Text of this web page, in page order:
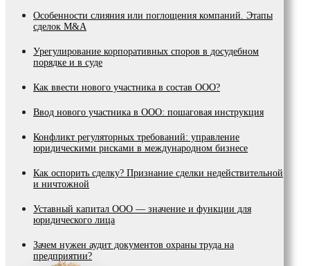
Особенности слияния или поглощения компаний. Этапы
сделок M&A
Урегулирование корпоративных споров в досудебном
порядке и в суде
Как ввести нового участника в состав ООО?
Ввод нового участника в ООО: пошаговая инструкция
Конфликт регуляторных требований: управление
юридическими рисками в международном бизнесе
Как оспорить сделку? Признание сделки недействительной
и ничтожной
Уставный капитал ООО — значение и функции для
юридического лица
Зачем нужен аудит документов охраны труда на
предприятии?